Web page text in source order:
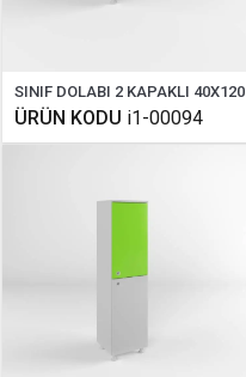
SINIF DOLABI 2 KAPAKLI 40X120
ÜRÜN KODU i1-00094